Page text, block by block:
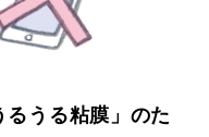
うる粘膜」のた